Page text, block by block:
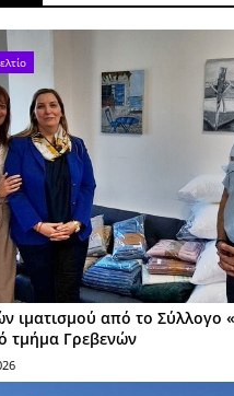
ιματισμού από το Σύλλογο
τμήμα Γρεβενών